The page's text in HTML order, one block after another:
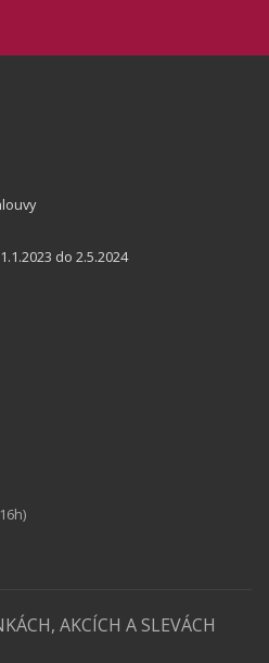
do 2.5.2024
AKCÍCH A SLEVÁCH